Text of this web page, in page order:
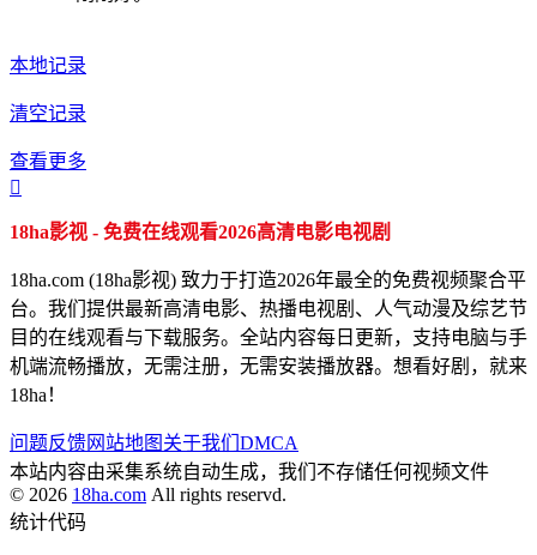
本地记录
清空记录
查看更多

18ha影视 - 免费在线观看2026高清电影电视剧
18ha.com (18ha影视) 致力于打造2026年最全的免费视频聚合平
台。我们提供最新高清电影、热播电视剧、人气动漫及综艺节
目的在线观看与下载服务。全站内容每日更新，支持电脑与手
机端流畅播放，无需注册，无需安装播放器。想看好剧，就来
18ha！
问题反馈网站地图 关于我们 DMCA
本站内容由采集系统自动生成，我们不存储任何视频文件
© 2026 18ha.com All rights reservd.
统计代码